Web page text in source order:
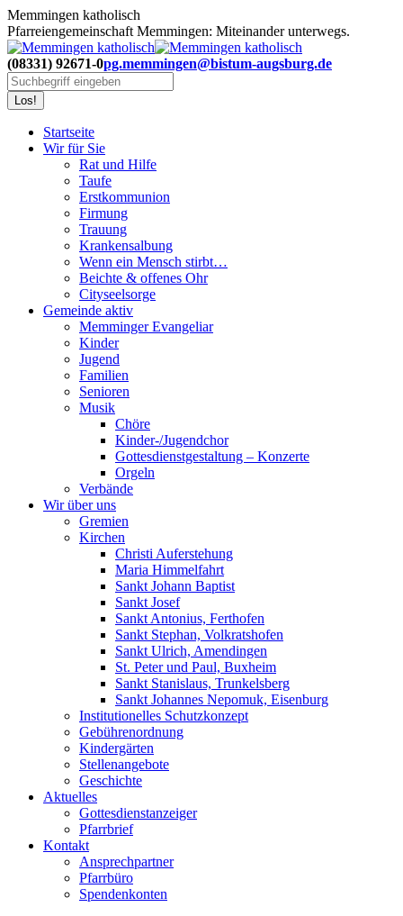
Zum
Inhalt
springen
Memmingen katholisch
Pfarreiengemeinschaft Memmingen: Miteinander unterwegs.
(08331) 92671-0pg.memmingen@bistum-augsburg.de
Search:
Startseite
Wir für Sie
Rat und Hilfe
Taufe
Erstkommunion
Firmung
Trauung
Krankensalbung
Wenn ein Mensch stirbt…
Beichte & offenes Ohr
Cityseelsorge
Gemeinde aktiv
Memminger Evangeliar
Kinder
Jugend
Familien
Senioren
Musik
Chöre
Kinder-/Jugendchor
Gottesdienstgestaltung – Konzerte
Orgeln
Verbände
Wir über uns
Gremien
Kirchen
Christi Auferstehung
Maria Himmelfahrt
Sankt Johann Baptist
Sankt Josef
Sankt Antonius, Ferthofen
Sankt Stephan, Volkratshofen
Sankt Ulrich, Amendingen
St. Peter und Paul, Buxheim
Sankt Stanislaus, Trunkelsberg
Sankt Johannes Nepomuk, Eisenburg
Institutionelles Schutzkonzept
Gebührenordnung
Kindergärten
Stellenangebote
Geschichte
Aktuelles
Gottesdienstanzeiger
Pfarrbrief
Kontakt
Ansprechpartner
Pfarrbüro
Spendenkonten